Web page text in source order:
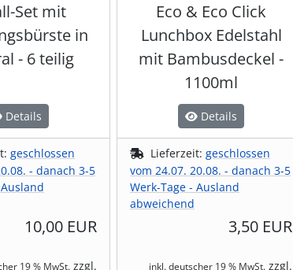
Set mit
in
- 6 teilig
Details
geschlossen
- danach 3-5
10,00 EUR
19 % MwSt. zzgl.
Eco & Eco Click
Lunchbox Edelstahl
mit Bambusdeckel -
1100ml
Details
Lieferzeit: geschlossen
vom 24.07. 20.08. - danach 3-5
Werk-Tage - Ausland
abweichend
3,50 EUR
inkl. deutscher 19 % MwSt. zzgl.